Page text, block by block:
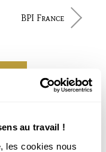
au travail !
les cookies nous
BPI France